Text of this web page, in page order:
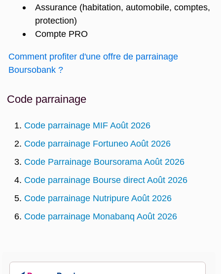
Assurance (habitation, automobile, comptes,
protection)
Compte PRO
Comment profiter d'une offre de parrainage
Boursobank ?
Code parrainage
Code parrainage MIF Août 2026
Code parrainage Fortuneo Août 2026
Code Parrainage Boursorama Août 2026
Code parrainage Bourse direct Août 2026
Code parrainage Nutripure Août 2026
Code parrainage Monabanq Août 2026